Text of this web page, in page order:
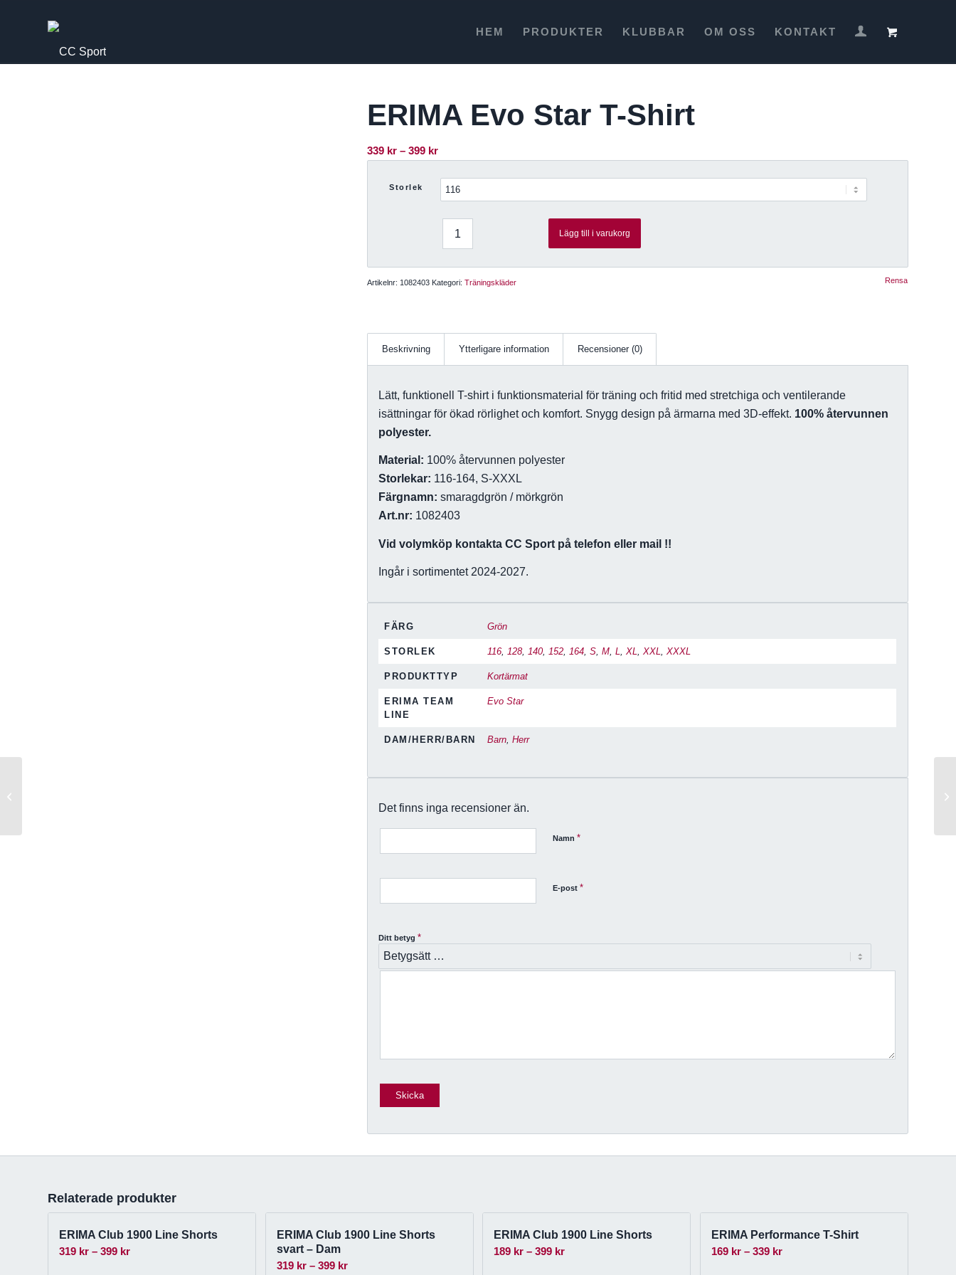
HEM PRODUKTER KLUBBAR OM OSS KONTAKT
ERIMA Evo Star T-Shirt
339 kr – 399 krPrisintervall:
till
399 kr
Storlek
Rensa
Lägg till i varukorg
Artikelnr: 1082403 Kategori:Träningskläder
Beskrivning Ytterligare information Recensioner (0)
Lätt, funktionell T-shirt i funktionsmaterial för träning och fritid med stretchiga och ventilerande
isättningar för ökad rörlighet och komfort. Snygg design på ärmarna med 3D-effekt. 100% återvunnen
polyester.
Material: 100% återvunnen polyester
Storlekar: 116-164, S-XXXL
Färgnamn: smaragdgrön / mörkgrön
Art.nr: 1082403
Vid volymköp kontakta CC Sport på telefon eller mail !!
Ingår i sortimentet 2024-2027.
FÄRG Grön
STORLEK 116 128, 140, 152 164 ,S ,M ,L ,XL ,XXL ,XXXL
PRODUKTTYP Kortärmat
ERIMA TEAM
LINE
Evo Star
DAM/HERR/BARN Barn ,Herr
Det finns inga recensioner än.
Namn*
E-post*
Ditt betyg*
Relaterade produkter
ERIMA Club 1900 Line Shorts
319 kr – 399 krPrisintervall:
ERIMA Club 1900 Line Shorts
svart – Dam
319 kr – 399 krPrisintervall:
ERIMA Club 1900 Line Shorts
189 kr – 399 krPrisintervall:
ERIMA Performance T-Shirt
169 kr – 339 krPrisintervall: